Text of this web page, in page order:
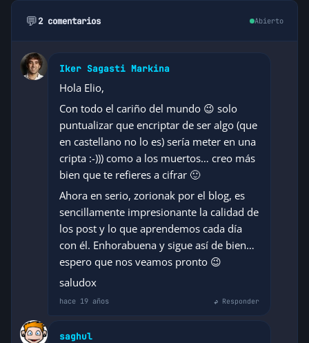
💬2 comentarios Abierto
Iker Sagasti Markina
Hola Elio,
Con todo el cariño del mundo 😉 solo
puntualizar que encriptar de ser algo (que
en castellano no lo es) sería meter en una
cripta :-))) como a los muertos… creo más
bien que te refieres a cifrar 🙂
Ahora en serio, zorionak por el blog, es
sencillamente impresionante la calidad de
los post y lo que aprendemos cada día
con él. Enhorabuena y sigue así de bien…
espero que nos veamos pronto 😉
saludox
hace 19 años ↩ Responder
saghul